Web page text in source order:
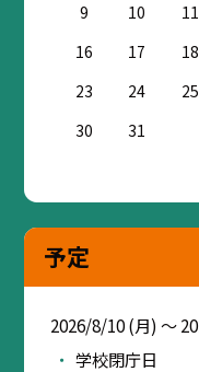
9
10 11
16
17 18
23
24 25
30
31
予定
2026/8/10 (月) ～
学校閉庁日